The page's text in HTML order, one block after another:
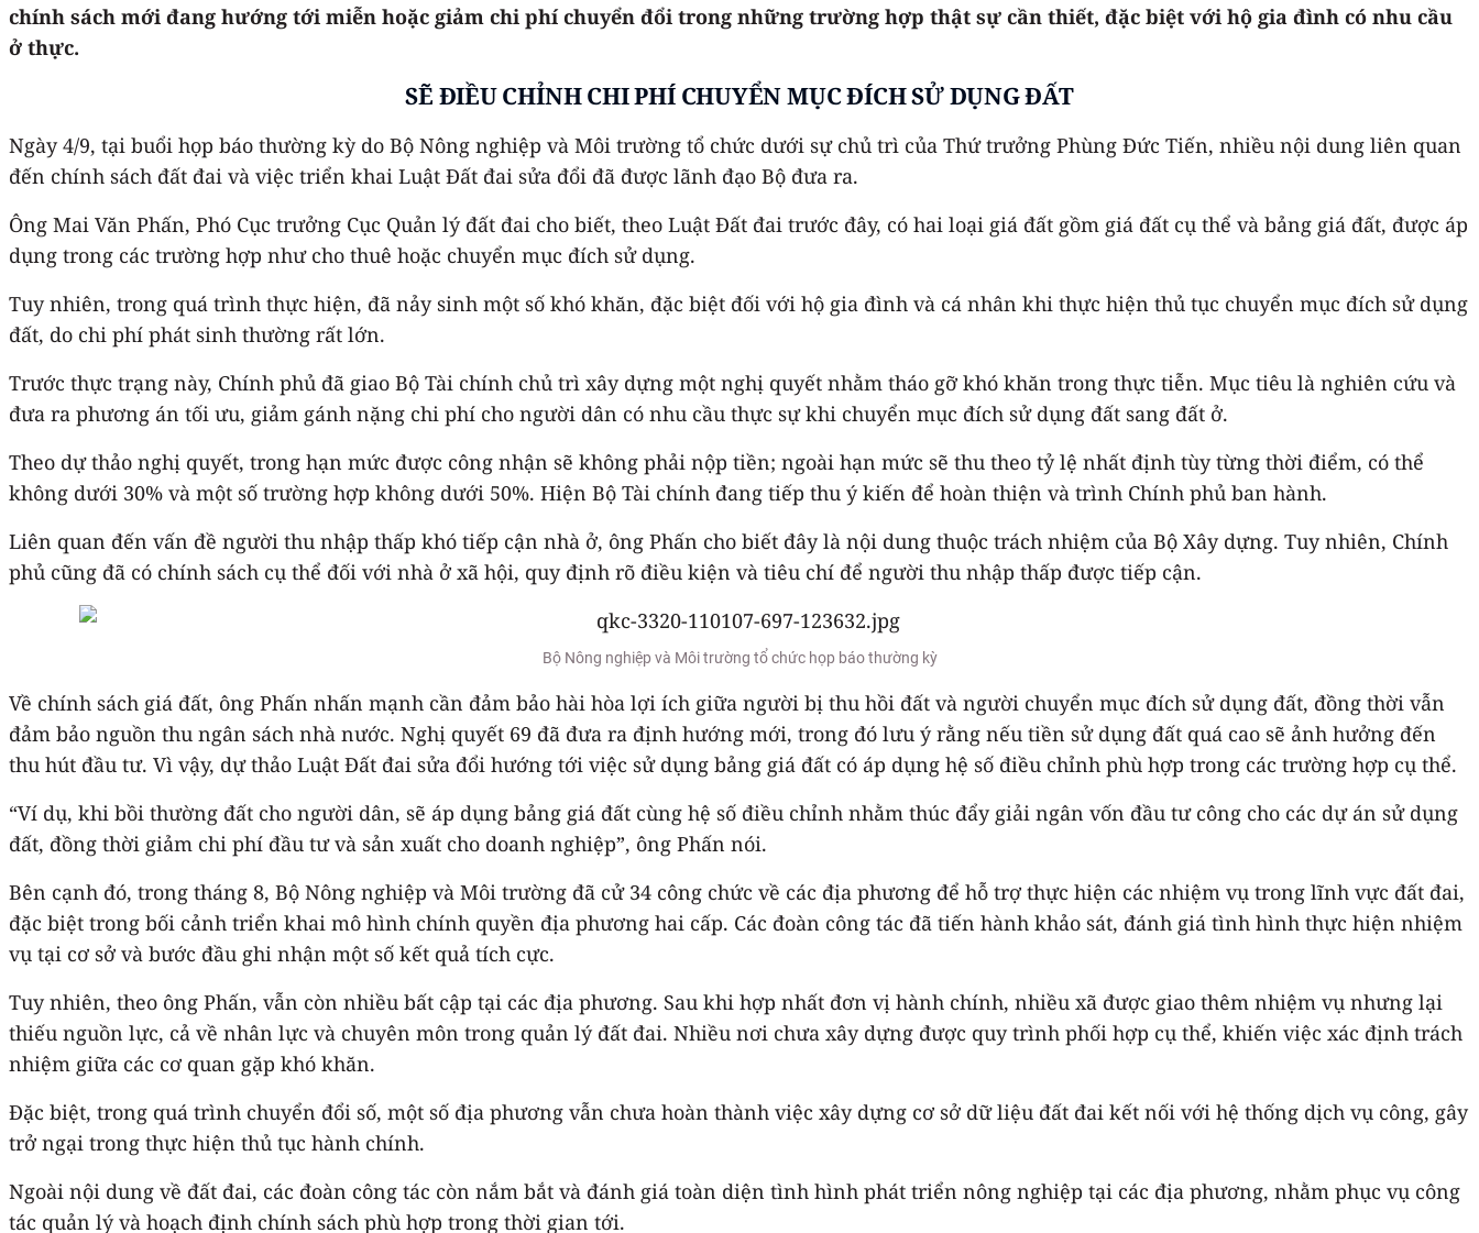
chính sách mới đang hướng tới miễn hoặc giảm chi phí chuyển đổi trong những trường hợp thật sự cần thiết, đặc biệt với hộ gia đình có nhu cầu
ở thực.
SẼ ĐIỀU CHỈNH CHI PHÍ CHUYỂN MỤC ĐÍCH SỬ DỤNG ĐẤT
Ngày 4/9, tại buổi họp báo thường kỳ do Bộ Nông nghiệp và Môi trường tổ chức dưới sự chủ trì của Thứ trưởng Phùng Đức Tiến, nhiều nội dung liên quan
đến chính sách đất đai và việc triển khai Luật Đất đai sửa đổi đã được lãnh đạo Bộ đưa ra.
Ông Mai Văn Phấn, Phó Cục trưởng Cục Quản lý đất đai cho biết, theo Luật Đất đai trước đây, có hai loại giá đất gồm giá đất cụ thể và bảng giá đất, được áp
dụng trong các trường hợp như cho thuê hoặc chuyển mục đích sử dụng.
Tuy nhiên, trong quá trình thực hiện, đã nảy sinh một số khó khăn, đặc biệt đối với hộ gia đình và cá nhân khi thực hiện thủ tục chuyển mục đích sử dụng
đất, do chi phí phát sinh thường rất lớn.
Trước thực trạng này, Chính phủ đã giao Bộ Tài chính chủ trì xây dựng một nghị quyết nhằm tháo gỡ khó khăn trong thực tiễn. Mục tiêu là nghiên cứu và
đưa ra phương án tối ưu, giảm gánh nặng chi phí cho người dân có nhu cầu thực sự khi chuyển mục đích sử dụng đất sang đất ở.
Theo dự thảo nghị quyết, trong hạn mức được công nhận sẽ không phải nộp tiền; ngoài hạn mức sẽ thu theo tỷ lệ nhất định tùy từng thời điểm, có thể
không dưới 30% và một số trường hợp không dưới 50%. Hiện Bộ Tài chính đang tiếp thu ý kiến để hoàn thiện và trình Chính phủ ban hành.
Liên quan đến vấn đề người thu nhập thấp khó tiếp cận nhà ở, ông Phấn cho biết đây là nội dung thuộc trách nhiệm của Bộ Xây dựng. Tuy nhiên, Chính
phủ cũng đã có chính sách cụ thể đối với nhà ở xã hội, quy định rõ điều kiện và tiêu chí để người thu nhập thấp được tiếp cận.
Bộ Nông nghiệp và Môi trường tổ chức họp báo thường kỳ
Về chính sách giá đất, ông Phấn nhấn mạnh cần đảm bảo hài hòa lợi ích giữa người bị thu hồi đất và người chuyển mục đích sử dụng đất, đồng thời vẫn
đảm bảo nguồn thu ngân sách nhà nước. Nghị quyết 69 đã đưa ra định hướng mới, trong đó lưu ý rằng nếu tiền sử dụng đất quá cao sẽ ảnh hưởng đến
thu hút đầu tư. Vì vậy, dự thảo Luật Đất đai sửa đổi hướng tới việc sử dụng bảng giá đất có áp dụng hệ số điều chỉnh phù hợp trong các trường hợp cụ thể.
“Ví dụ, khi bồi thường đất cho người dân, sẽ áp dụng bảng giá đất cùng hệ số điều chỉnh nhằm thúc đẩy giải ngân vốn đầu tư công cho các dự án sử dụng
đất, đồng thời giảm chi phí đầu tư và sản xuất cho doanh nghiệp”, ông Phấn nói.
Bên cạnh đó, trong tháng 8, Bộ Nông nghiệp và Môi trường đã cử 34 công chức về các địa phương để hỗ trợ thực hiện các nhiệm vụ trong lĩnh vực đất đai,
đặc biệt trong bối cảnh triển khai mô hình chính quyền địa phương hai cấp. Các đoàn công tác đã tiến hành khảo sát, đánh giá tình hình thực hiện nhiệm
vụ tại cơ sở và bước đầu ghi nhận một số kết quả tích cực.
Tuy nhiên, theo ông Phấn, vẫn còn nhiều bất cập tại các địa phương. Sau khi hợp nhất đơn vị hành chính, nhiều xã được giao thêm nhiệm vụ nhưng lại
thiếu nguồn lực, cả về nhân lực và chuyên môn trong quản lý đất đai. Nhiều nơi chưa xây dựng được quy trình phối hợp cụ thể, khiến việc xác định trách
nhiệm giữa các cơ quan gặp khó khăn.
Đặc biệt, trong quá trình chuyển đổi số, một số địa phương vẫn chưa hoàn thành việc xây dựng cơ sở dữ liệu đất đai kết nối với hệ thống dịch vụ công, gây
trở ngại trong thực hiện thủ tục hành chính.
Ngoài nội dung về đất đai, các đoàn công tác còn nắm bắt và đánh giá toàn diện tình hình phát triển nông nghiệp tại các địa phương, nhằm phục vụ công
tác quản lý và hoạch định chính sách phù hợp trong thời gian tới.